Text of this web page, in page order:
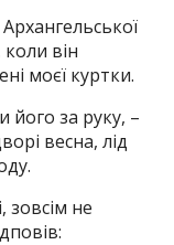
він
моєї куртки.
його за руку, –
весна, лід
зовсім не